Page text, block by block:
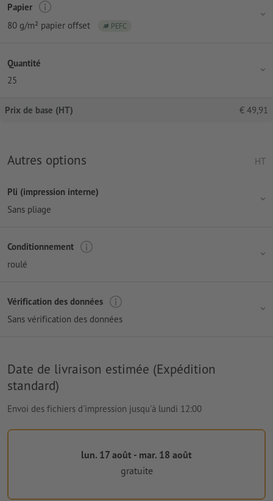
Papier
80 g/m² papier offset
PEFC
Quantité
25
Prix de base (HT) € 49,91
Autres options HT
Pli (impression interne)
Sans pliage
Conditionnement
roulé
Vérification des données
Sans vérification des données
Date de livraison estimée (Expédition
standard)
Envoi des fichiers d'impression jusqu'à lundi 12:00
lun. 17 août - mar. 18 août
gratuite